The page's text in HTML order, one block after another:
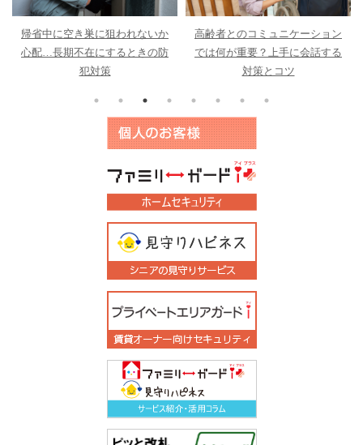
帰省中に空き巣に狙われないか
心配…長期不在にするときの防
犯対策
高齢者とのコミュニケーション
では何が重要？上手に会話する
対策とコツ